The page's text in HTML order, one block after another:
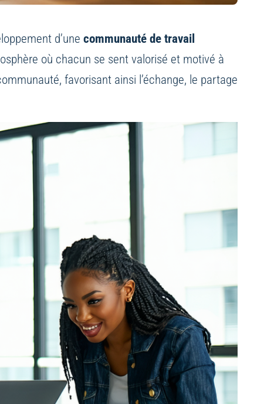
d’une communauté de travail
où chacun se sent valorisé et motivé à
favorisant ainsi l’échange, le partage